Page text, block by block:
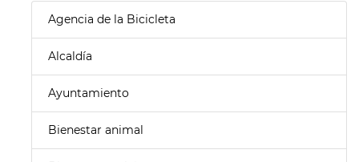
Agencia de la Bicicleta
Alcaldía
Ayuntamiento
Bienestar animal